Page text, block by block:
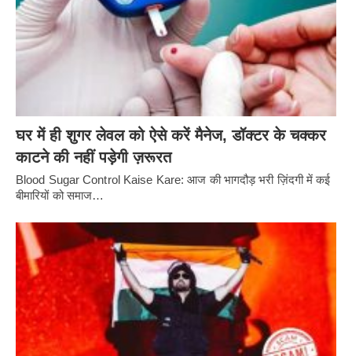
घर में ही शुगर लेवल को ऐसे करें मैनेज, डॉक्टर के चक्कर
काटने की नहीं पड़ेगी ज़रूरत
Blood Sugar Control Kaise Kare: आज की भागदौड़ भरी ज़िंदगी में कई
बीमारियों को समाज…